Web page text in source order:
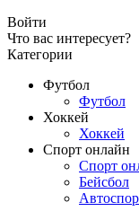
Войти
Что вас интересует?
Категории
Футбол
Футбол
Хоккей
Хоккей
Спорт онлайн
Спорт
Бейсбол